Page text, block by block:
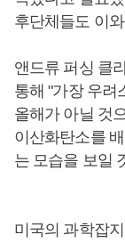
후단체들도 이
앤드류 퍼싱 클
통해 "가장 우려
올해가 아닐 것
이산화탄소를
는 모습을 보일
미국의 과학잡